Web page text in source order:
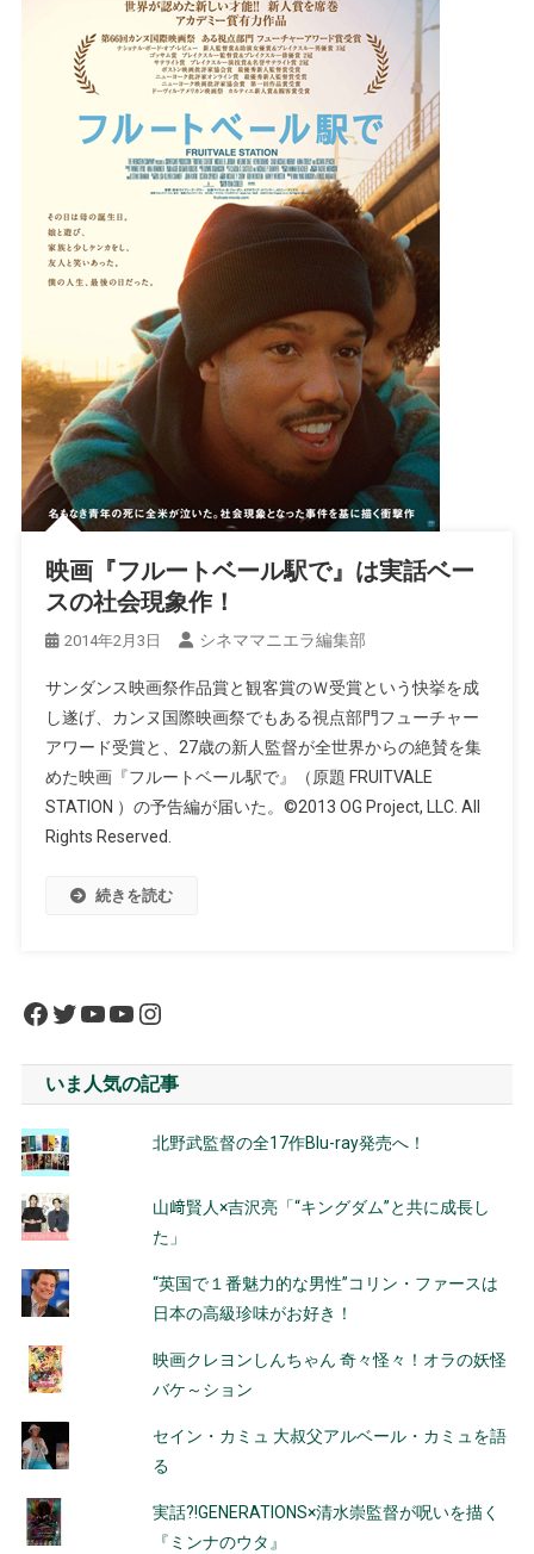
映画『フルートベール駅で』は実話ベー
スの社会現象作！
2014年2月3日 シネママニエラ編集部
サンダンス映画祭作品賞と観客賞のＷ受賞という快挙を成
し遂げ、カンヌ国際映画祭でもある視点部門フューチャー
アワード受賞と、27歳の新人監督が全世界からの絶賛を集
めた映画『フルートベール駅で』（原題 FRUITVALE
STATION ）の予告編が届いた。©2013 OG Project, LLC. All
Rights Reserved.
続きを読む
Facebook
Twitter
YouTube
YouTube
Instagram
いま人気の記事
北野武監督の全17作Blu-ray発売へ！
山﨑賢人×吉沢亮「“キングダム”と共に成長し
た」
“英国で１番魅力的な男性”コリン・ファースは
日本の高級珍味がお好き！
映画クレヨンしんちゃん 奇々怪々！オラの妖怪
バケ～ション
セイン・カミュ 大叔父アルベール・カミュを語
る
実話?!GENERATIONS×清水崇監督が呪いを描く
『ミンナのウタ』